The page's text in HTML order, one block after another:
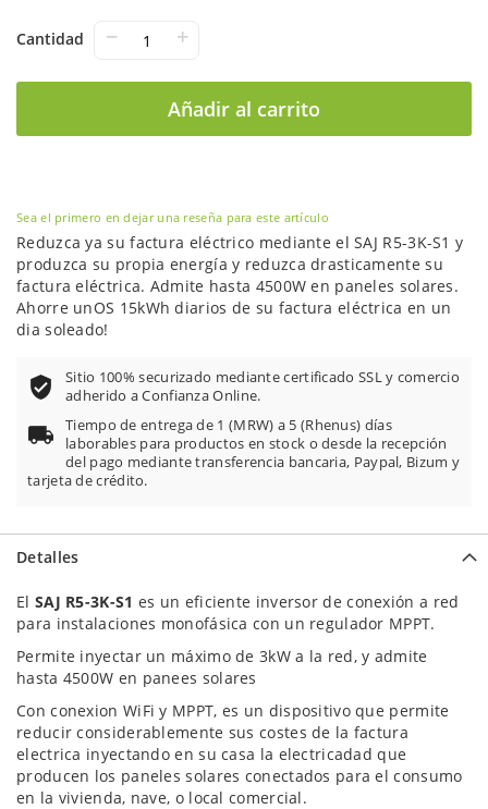
Cantidad − +
Añadir al carrito
la
Sea el primero en dejar una reseña para este artículo
Reduzca ya su factura eléctrico mediante el SAJ R5-3K-S1 y
produzca su propia energía y reduzca drasticamente su
factura eléctrica. Admite hasta 4500W en paneles solares.
Ahorre unOS 15kWh diarios de su factura eléctrica en un
dia soleado!
Sitio 100% securizado mediante certificado SSL y comercio
adherido a Confianza Online.
Tiempo de entrega de 1 (MRW) a 5 (Rhenus) días
laborables para productos en stock o desde la recepción
del pago mediante transferencia bancaria, Paypal, Bizum y
tarjeta de crédito.
Detalles
El SAJ R5-3K-S1 es un eficiente inversor de conexión a red
para instalaciones monofásica con un regulador MPPT.
Permite inyectar un máximo de 3kW a la red, y admite
hasta 4500W en panees solares
Con conexion WiFi y MPPT, es un dispositivo que permite
reducir considerablemente sus costes de la factura
electrica inyectando en su casa la electricadad que
producen los paneles solares conectados para el consumo
en la vivienda, nave, o local comercial.